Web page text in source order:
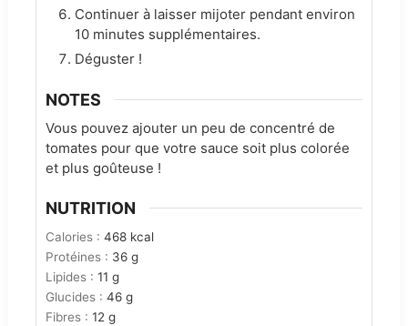
Continuer à laisser mijoter pendant environ
10 minutes supplémentaires.
Déguster !
NOTES
Vous pouvez ajouter un peu de concentré de
tomates pour que votre sauce soit plus colorée
et plus goûteuse !
NUTRITION
Calories : 468 kcal
Protéines : 36 g
Lipides : 11 g
Glucides : 46 g
Fibres : 12 g